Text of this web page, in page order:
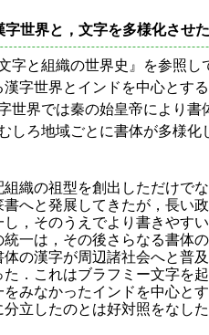
字世界と，文字を多様化させ
と組織の世界史』を参照し
字世界とインドを中心とす
世界では秦の始皇帝により
しろ地域ごとに書体が多様化
織の祖型を創出しただけで
へと発展してきたが，長い
，そのうえでより書きやす
一は，その後さらなる書体
の漢字が周辺諸社会へと普
．これはブラフミー文字を
みなかったインドを中心と
立したのとは好対照をなし